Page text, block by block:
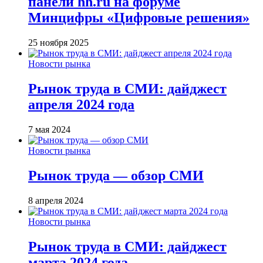
Минцифры «Цифровые решения»
25 ноября 2025
Новости рынка
Рынок труда в СМИ: дайджест
апреля 2024 года
7 мая 2024
Новости рынка
Рынок труда — обзор СМИ
8 апреля 2024
Новости рынка
Рынок труда в СМИ: дайджест